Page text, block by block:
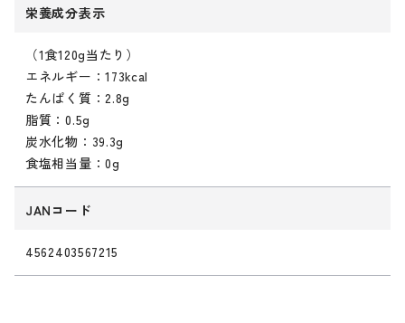
栄養成分表示
（1食120g当たり）
エネルギー：173kcal
たんぱく質：2.8g
脂質：0.5g
炭水化物：39.3g
食塩相当量：0g
JANコード
4562403567215